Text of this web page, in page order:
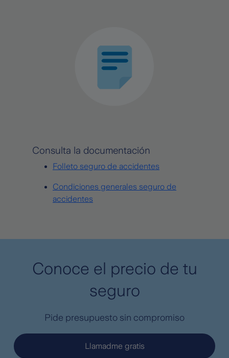
Consulta la documentación
Folleto seguro de accidentes
Condiciones generales seguro de
accidentes
Conoce el precio de tu
seguro
Pide presupuesto sin compromiso
Llamadme gratis